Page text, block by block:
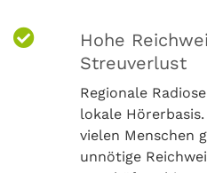
Hohe
Streuverlust
Regionale
lokale
vielen Menschen
unnötige